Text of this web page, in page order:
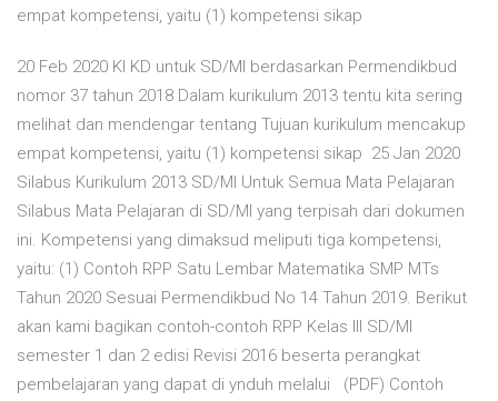
empat kompetensi, yaitu (1) kompetensi sikap
20 Feb 2020 KI KD untuk SD/MI berdasarkan Permendikbud
nomor 37 tahun 2018 Dalam kurikulum 2013 tentu kita sering
melihat dan mendengar tentang Tujuan kurikulum mencakup
empat kompetensi, yaitu (1) kompetensi sikap 25 Jan 2020
Silabus Kurikulum 2013 SD/MI Untuk Semua Mata Pelajaran
Silabus Mata Pelajaran di SD/MI yang terpisah dari dokumen
ini. Kompetensi yang dimaksud meliputi tiga kompetensi,
yaitu: (1) Contoh RPP Satu Lembar Matematika SMP MTs
Tahun 2020 Sesuai Permendikbud No 14 Tahun 2019. Berikut
akan kami bagikan contoh-contoh RPP Kelas III SD/MI
semester 1 dan 2 edisi Revisi 2016 beserta perangkat
pembelajaran yang dapat di ynduh melalui (PDF) Contoh